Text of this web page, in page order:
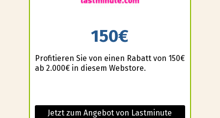
150€
Profitieren Sie von einen Rabatt von 150€
ab 2.000€ in diesem Webstore.
Jetzt zum Angebot von Lastminute